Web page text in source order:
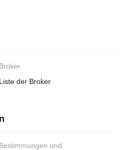
Broker
Liste der Broker
Bestimmungen und